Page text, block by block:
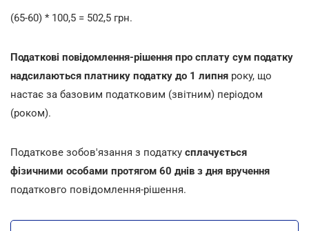
(65-60) * 100,5 = 502,5 грн.
Податкові повідомлення-рішення про сплату сум податку
надсилаються платнику податку до 1 липня року, що
настає за базовим податковим (звітним) періодом
(роком).
Податкове зобов'язання з податку сплачується
фізичними особами протягом 60 днів з дня вручення
податковго повідомлення-рішення.